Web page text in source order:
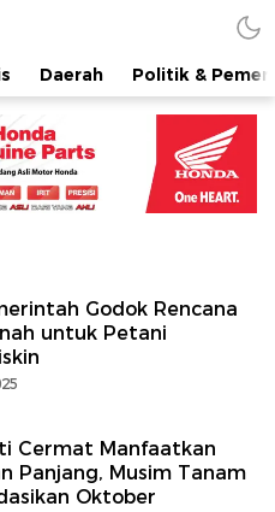
Utara
Daerah Politik &
Godok Rencana
untuk Petani
Cermat Manfaatkan
Panjang, Musim Tanam
Oktober